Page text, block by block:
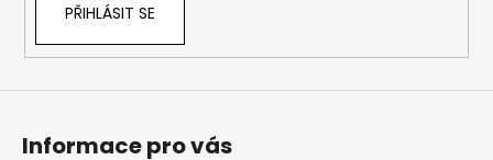
PŘIHLÁSIT SE
Informace pro vás